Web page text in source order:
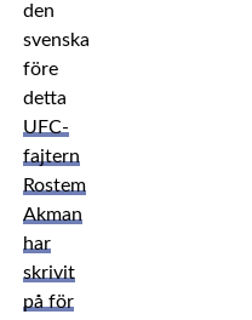
den
svenska
före
detta
UFC-
fajtern
Rostem
Akman
har
skrivit
på för